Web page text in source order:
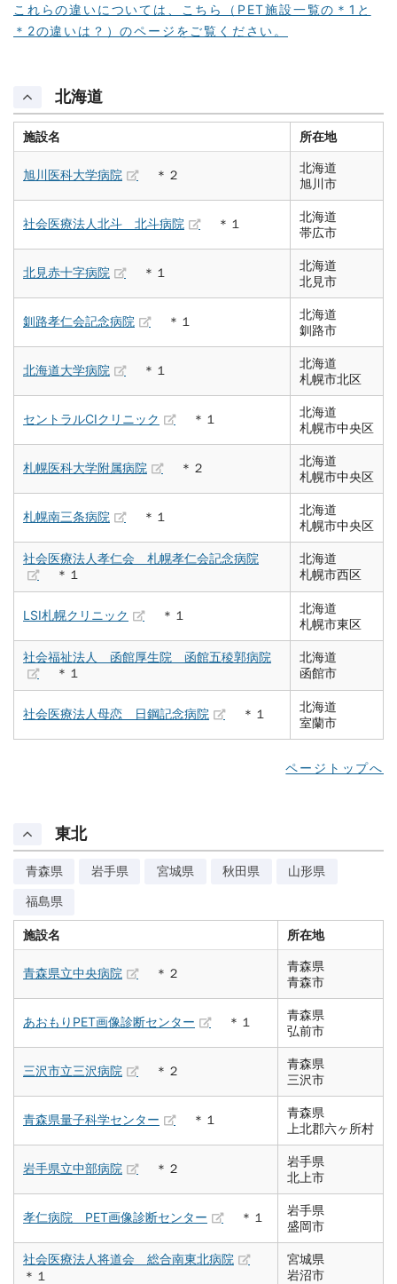
これらの違いについては、こちら（PET施設一覧の＊1と
＊2の違いは？）のページをご覧ください。
北海道
施設名 所在地
旭川医科大学病院 ＊２
北海道
旭川市
社会医療法人北斗 北斗病院 ＊１
北海道
帯広市
北見赤十字病院 ＊１
北海道
北見市
釧路孝仁会記念病院 ＊１
北海道
釧路市
北海道大学病院 ＊１
北海道
札幌市北区
セントラルCIクリニック ＊１
北海道
札幌市中央区
札幌医科大学附属病院 ＊２
北海道
札幌市中央区
札幌南三条病院 ＊１
北海道
札幌市中央区
社会医療法人孝仁会 札幌孝仁会記念病院
＊１
北海道
札幌市西区
LSI札幌クリニック ＊１
北海道
札幌市東区
社会福祉法人 函館厚生院 函館五稜郭病院
＊１
北海道
函館市
社会医療法人母恋 日鋼記念病院 ＊１
北海道
室蘭市
ページトップへ
東北
青森県 岩手県 宮城県 秋田県 山形県
福島県
施設名 所在地
青森県立中央病院 ＊２
青森県
青森市
あおもりPET画像診断センター ＊１
青森県
弘前市
三沢市立三沢病院 ＊２
青森県
三沢市
青森県量子科学センター ＊１
青森県
上北郡六ヶ所村
岩手県立中部病院 ＊２
岩手県
北上市
孝仁病院 PET画像診断センター ＊１
岩手県
盛岡市
社会医療法人将道会 総合南東北病院
＊１
宮城県
岩沼市